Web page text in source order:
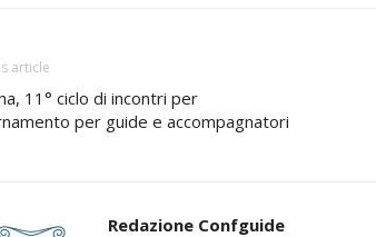
article
11° ciclo di incontri per
per guide e accompagnatori
Redazione Confguide